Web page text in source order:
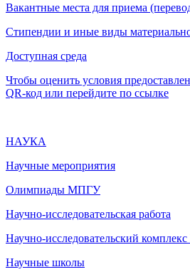
Вакантные места для приема
Стипендии и иные виды
Доступная среда
Чтобы оценить условия
QR-код или перейдите по ссылке
НАУКА
Научные мероприятия
Олимпиады МПГУ
Научно-исследовательская работа
Научно-исследовательский
Научные школы